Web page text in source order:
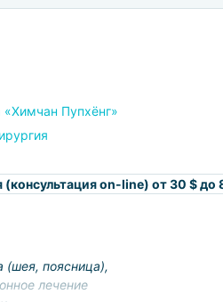
«Химчан Пупхёнг»
(консультация on-line) от 30 $ до
(шея, поясница),
лечение